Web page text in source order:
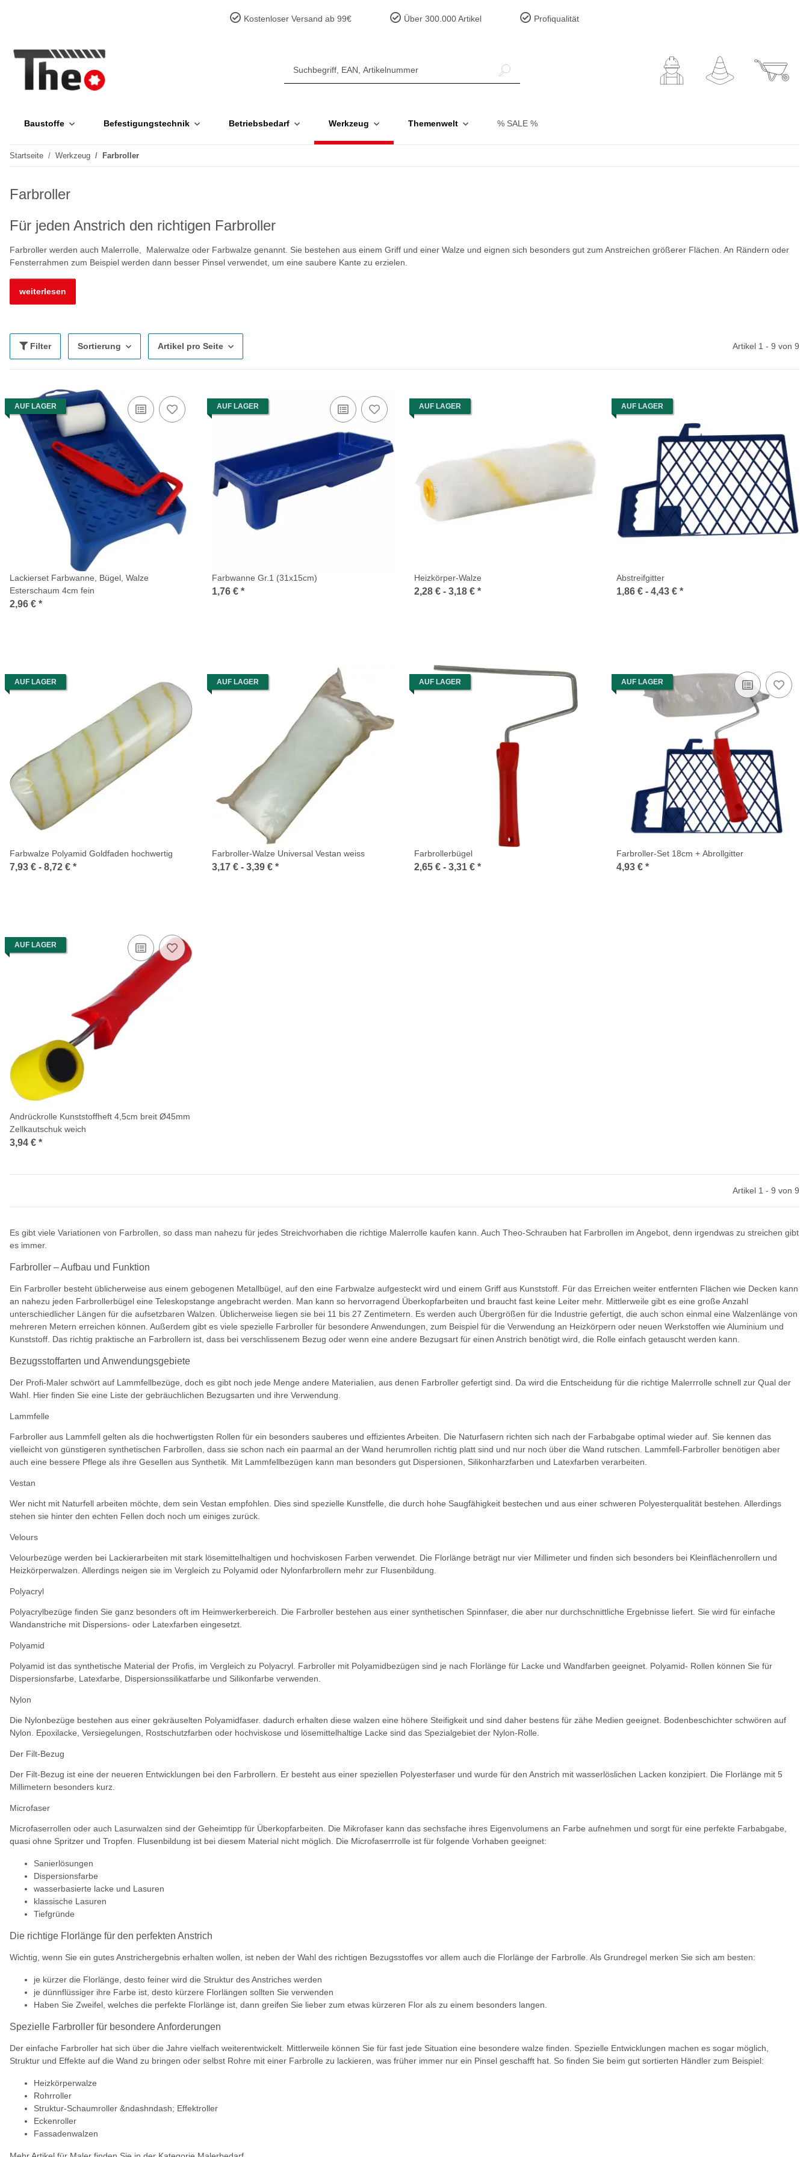
Kostenloser Versand ab 99€ Über 300.000 Artikel Profiqualität
Baustoffe Befestigungstechnik Betriebsbedarf Werkzeug Themenwelt % SALE %
Startseite Werkzeug Farbroller
Farbroller
Für jeden Anstrich den richtigen Farbroller
Farbroller werden auch Malerrolle, Malerwalze oder Farbwalze genannt. Sie bestehen aus einem Griff und einer Walze und eignen sich besonders gut zum Anstreichen größerer Flächen. An Rändern oder
Fensterrahmen zum Beispiel werden dann besser Pinsel verwendet, um eine saubere Kante zu erzielen.
weiterlesen
Filter Sortierung Artikel pro Seite Artikel 1 - 9 von 9
AUF LAGER
Lackierset Farbwanne, Bügel, Walze
Esterschaum 4cm fein
2,96 € *
AUF LAGER
Farbwanne Gr.1 (31x15cm)
1,76 € *
AUF LAGER
Heizkörper-Walze
2,28 € - 3,18 € *
AUF LAGER
Abstreifgitter
1,86 € - 4,43 € *
AUF LAGER
Farbwalze Polyamid Goldfaden hochwertig
7,93 € - 8,72 € *
AUF LAGER
Farbroller-Walze Universal Vestan weiss
3,17 € - 3,39 € *
AUF LAGER
Farbrollerbügel
2,65 € - 3,31 € *
AUF LAGER
Farbroller-Set 18cm + Abrollgitter
4,93 € *
AUF LAGER
Andrückrolle Kunststoffheft 4,5cm breit Ø45mm
Zellkautschuk weich
3,94 € *
Artikel 1 - 9 von 9
Es gibt viele Variationen von Farbrollen, so dass man nahezu für jedes Streichvorhaben die richtige Malerrolle kaufen kann. Auch Theo-Schrauben hat Farbrollen im Angebot, denn irgendwas zu streichen gibt
es immer.
Farbroller – Aufbau und Funktion
Ein Farbroller besteht üblicherweise aus einem gebogenen Metallbügel, auf den eine Farbwalze aufgesteckt wird und einem Griff aus Kunststoff. Für das Erreichen weiter entfernten Flächen wie Decken kann
an nahezu jeden Farbrollerbügel eine Teleskopstange angebracht werden. Man kann so hervorragend Überkopfarbeiten und braucht fast keine Leiter mehr. Mittlerweile gibt es eine große Anzahl
unterschiedlicher Längen für die aufsetzbaren Walzen. Üblicherweise liegen sie bei 11 bis 27 Zentimetern. Es werden auch Übergrößen für die Industrie gefertigt, die auch schon einmal eine Walzenlänge von
mehreren Metern erreichen können. Außerdem gibt es viele spezielle Farbroller für besondere Anwendungen, zum Beispiel für die Verwendung an Heizkörpern oder neuen Werkstoffen wie Aluminium und
Kunststoff. Das richtig praktische an Farbrollern ist, dass bei verschlissenem Bezug oder wenn eine andere Bezugsart für einen Anstrich benötigt wird, die Rolle einfach getauscht werden kann.
Bezugsstoffarten und Anwendungsgebiete
Der Profi-Maler schwört auf Lammfellbezüge, doch es gibt noch jede Menge andere Materialien, aus denen Farbroller gefertigt sind. Da wird die Entscheidung für die richtige Malerrrolle schnell zur Qual der
Wahl. Hier finden Sie eine Liste der gebräuchlichen Bezugsarten und ihre Verwendung.
Lammfelle
Farbroller aus Lammfell gelten als die hochwertigsten Rollen für ein besonders sauberes und effizientes Arbeiten. Die Naturfasern richten sich nach der Farbabgabe optimal wieder auf. Sie kennen das
vielleicht von günstigeren synthetischen Farbrollen, dass sie schon nach ein paarmal an der Wand herumrollen richtig platt sind und nur noch über die Wand rutschen. Lammfell-Farbroller benötigen aber
auch eine bessere Pflege als ihre Gesellen aus Synthetik. Mit Lammfellbezügen kann man besonders gut Dispersionen, Silikonharzfarben und Latexfarben verarbeiten.
Vestan
Wer nicht mit Naturfell arbeiten möchte, dem sein Vestan empfohlen. Dies sind spezielle Kunstfelle, die durch hohe Saugfähigkeit bestechen und aus einer schweren Polyesterqualität bestehen. Allerdings
stehen sie hinter den echten Fellen doch noch um einiges zurück.
Velours
Velourbezüge werden bei Lackierarbeiten mit stark lösemittelhaltigen und hochviskosen Farben verwendet. Die Florlänge beträgt nur vier Millimeter und finden sich besonders bei Kleinflächenrollern und
Heizkörperwalzen. Allerdings neigen sie im Vergleich zu Polyamid oder Nylonfarbrollern mehr zur Flusenbildung.
Polyacryl
Polyacrylbezüge finden Sie ganz besonders oft im Heimwerkerbereich. Die Farbroller bestehen aus einer synthetischen Spinnfaser, die aber nur durchschnittliche Ergebnisse liefert. Sie wird für einfache
Wandanstriche mit Dispersions- oder Latexfarben eingesetzt.
Polyamid
Polyamid ist das synthetische Material der Profis, im Vergleich zu Polyacryl. Farbroller mit Polyamidbezügen sind je nach Florlänge für Lacke und Wandfarben geeignet. Polyamid- Rollen können Sie für
Dispersionsfarbe, Latexfarbe, Dispersionssilikatfarbe und Silikonfarbe verwenden.
Nylon
Die Nylonbezüge bestehen aus einer gekräuselten Polyamidfaser. dadurch erhalten diese walzen eine höhere Steifigkeit und sind daher bestens für zähe Medien geeignet. Bodenbeschichter schwören auf
Nylon. Epoxilacke, Versiegelungen, Rostschutzfarben oder hochviskose und lösemittelhaltige Lacke sind das Spezialgebiet der Nylon-Rolle.
Der Filt-Bezug
Der Filt-Bezug ist eine der neueren Entwicklungen bei den Farbrollern. Er besteht aus einer speziellen Polyesterfaser und wurde für den Anstrich mit wasserlöslichen Lacken konzipiert. Die Florlänge mit 5
Millimetern besonders kurz.
Microfaser
Microfaserrollen oder auch Lasurwalzen sind der Geheimtipp für Überkopfarbeiten. Die Mikrofaser kann das sechsfache ihres Eigenvolumens an Farbe aufnehmen und sorgt für eine perfekte Farbabgabe,
quasi ohne Spritzer und Tropfen. Flusenbildung ist bei diesem Material nicht möglich. Die Microfaserrrolle ist für folgende Vorhaben geeignet:
Sanierlösungen
Dispersionsfarbe
wasserbasierte lacke und Lasuren
klassische Lasuren
Tiefgründe
Die richtige Florlänge für den perfekten Anstrich
Wichtig, wenn Sie ein gutes Anstrichergebnis erhalten wollen, ist neben der Wahl des richtigen Bezugsstoffes vor allem auch die Florlänge der Farbrolle. Als Grundregel merken Sie sich am besten:
je kürzer die Florlänge, desto feiner wird die Struktur des Anstriches werden
je dünnflüssiger ihre Farbe ist, desto kürzere Florlängen sollten Sie verwenden
Haben Sie Zweifel, welches die perfekte Florlänge ist, dann greifen Sie lieber zum etwas kürzeren Flor als zu einem besonders langen.
Spezielle Farbroller für besondere Anforderungen
Der einfache Farbroller hat sich über die Jahre vielfach weiterentwickelt. Mittlerweile können Sie für fast jede Situation eine besondere walze finden. Spezielle Entwicklungen machen es sogar möglich,
Struktur und Effekte auf die Wand zu bringen oder selbst Rohre mit einer Farbrolle zu lackieren, was früher immer nur ein Pinsel geschafft hat. So finden Sie beim gut sortierten Händler zum Beispiel:
Heizkörperwalze
Rohrroller
Struktur-Schaumroller &ndashndash; Effektroller
Eckenroller
Fassadenwalzen